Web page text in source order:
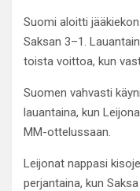
Suomi aloitti
Saksan 3–1.
toista voittoa, kun
Suomen vahvasti
lauantaina, kun
MM-ottelussaan.
Leijonat nappasi
perjantaina, kun